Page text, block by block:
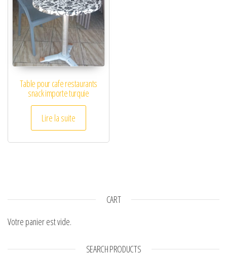
Table pour cafe restaurants
snack importe turquie
Lire la suite
CART
Votre panier est vide.
SEARCH PRODUCTS